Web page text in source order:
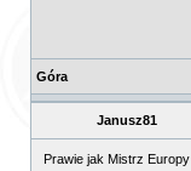
Góra
Janusz81
Prawie jak Mistrz Europy